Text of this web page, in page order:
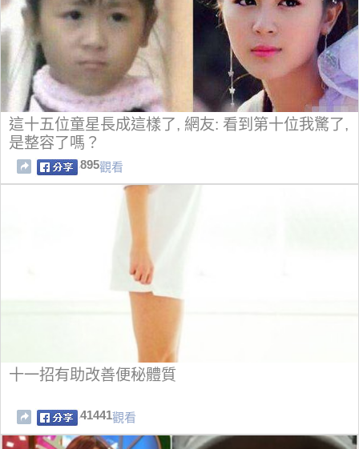
這十五位童星長成這樣了, 網友: 看到第十位我驚了,
是整容了嗎？
895觀看
十一招有助改善便秘體質
41441觀看